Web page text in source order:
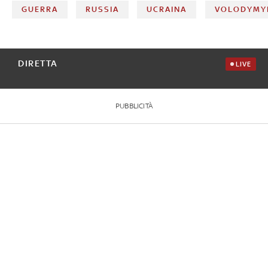
GUERRA RUSSIA UCRAINA
DIRETTA LIVE
PUBBLICITÀ